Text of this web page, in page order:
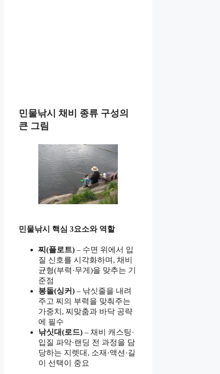
민물낚시 채비 종류 구성의
큰 그림
민물낚시 핵심 3요소와 역할
찌(플로트) – 수면 위에서 입
질 신호를 시각화하며, 채비
균형(부력·무게)을 맞추는 기
준점
봉돌(싱커) – 낚싯줄을 내려
주고 찌의 부력을 맞춰주는
가중치, 찌맞춤과 바닥 공략
에 필수
낚싯대(로드) – 채비 캐스팅·
입질 파악·랜딩 전 과정을 담
당하는 지렛대, 소재·액션·길
이 선택이 중요